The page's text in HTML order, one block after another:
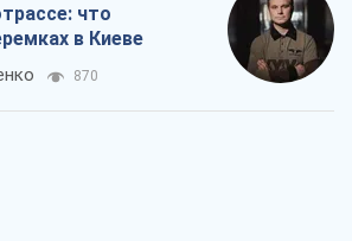
что
в Киеве
870